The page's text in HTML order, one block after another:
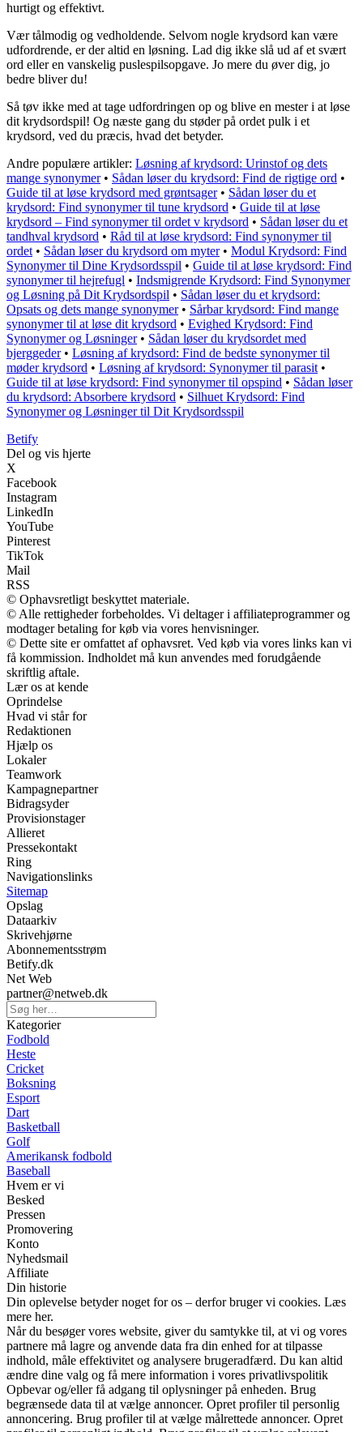
hurtigt og effektivt.
Vær tålmodig og vedholdende. Selvom nogle krydsord kan være
udfordrende, er der altid en løsning. Lad dig ikke slå ud af et svært
ord eller en vanskelig puslespilsopgave. Jo mere du øver dig, jo
bedre bliver du!
Så tøv ikke med at tage udfordringen op og blive en mester i at løse
dit krydsordspil! Og næste gang du støder på ordet pulk i et
krydsord, ved du præcis, hvad det betyder.
Andre populære artikler: Løsning af krydsord: Urinstof og dets
mange synonymer• Sådan løser du krydsord: Find de rigtige ord •
Guide til at løse krydsord med grøntsager• Sådan løser du et
krydsord: Find synonymer til tune krydsord • Guide til at løse
krydsord – Find synonymer til ordet v krydsord • Sådan løser du et
tandhval krydsord • Råd til at løse krydsord: Find synonymer til
ordet • Sådan løser du krydsord om myter• Modul Krydsord: Find
Synonymer til Dine Krydsordsspil • Guide til at løse krydsord: Find
synonymer til hejrefugl • Indsmigrende Krydsord: Find Synonymer
og Løsning på Dit Krydsordspil • Sådan løser du et krydsord:
Opsats og dets mange synonymer• Sårbar krydsord: Find mange
synonymer til at løse dit krydsord • Evighed Krydsord: Find
Synonymer og Løsninger• Sådan løser du krydsordet med
bjerggeder• Løsning af krydsord: Find de bedste synonymer til
møder krydsord • Løsning af krydsord: Synonymer til parasit •
Guide til at løse krydsord: Find synonymer til opspind • Sådan løser
du krydsord: Absorbere krydsord • Silhuet Krydsord: Find
Synonymer og Løsninger til Dit Krydsordsspil
Betify
Del og vis hjerte
X
Facebook
Instagram
LinkedIn
YouTube
Pinterest
TikTok
Mail
RSS
© Ophavsretligt beskyttet materiale.
© Alle rettigheder forbeholdes. Vi deltager i affiliateprogrammer og
modtager betaling for køb via vores henvisninger.
© Dette site er omfattet af ophavsret. Ved køb via vores links kan vi
få kommission. Indholdet må kun anvendes med forudgående
skriftlig aftale.
Lær os at kende
Oprindelse
Hvad vi står for
Redaktionen
Hjælp os
Lokaler
Teamwork
Kampagnepartner
Bidragsyder
Provisionstager
Allieret
Pressekontakt
Ring
Navigationslinks
Sitemap
Opslag
Dataarkiv
Skrivehjørne
Abonnementsstrøm
Betify.dk
Net Web
partner@netweb.dk
Kategorier
Fodbold
Heste
Cricket
Boksning
Esport
Dart
Basketball
Golf
Amerikansk fodbold
Baseball
Hvem er vi
Besked
Pressen
Promovering
Konto
Nyhedsmail
Affiliate
Din historie
Din oplevelse betyder noget for os – derfor bruger vi cookies. Læs
mere her.
Når du besøger vores website, giver du samtykke til, at vi og vores
partnere må lagre og anvende data fra din enhed for at tilpasse
indhold, måle effektivitet og analysere brugeradfærd. Du kan altid
ændre dine valg og få mere information i vores privatlivspolitik
Opbevar og/eller få adgang til oplysninger på enheden. Brug
begrænsede data til at vælge annoncer. Opret profiler til personlig
annoncering. Brug profiler til at vælge målrettede annoncer. Opret